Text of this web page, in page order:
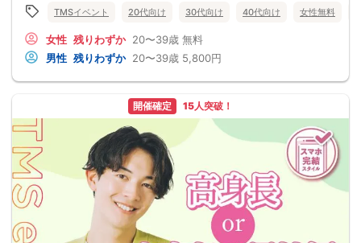
TMSイベント 20代向け 30代向け 40代向け 女性無料
女性 残りわずか 20〜39歳 無料
男性 残りわずか 20〜39歳 5,800円
開催確定 15人突破！